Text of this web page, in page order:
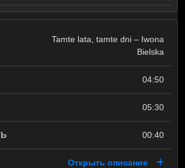
Tamte lata, tamte dni – Iwona
Bielska
04:50
05:30
00:40
Открыть описание